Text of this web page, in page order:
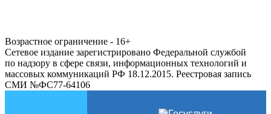
Возрастное ограничение - 16+
Сетевое издание зарегистрировано Федеральной службой
по надзору в сфере связи, информационных технологий и
массовых коммуникаций РФ 18.12.2015. Реестровая запись
СМИ №ФС77-64106